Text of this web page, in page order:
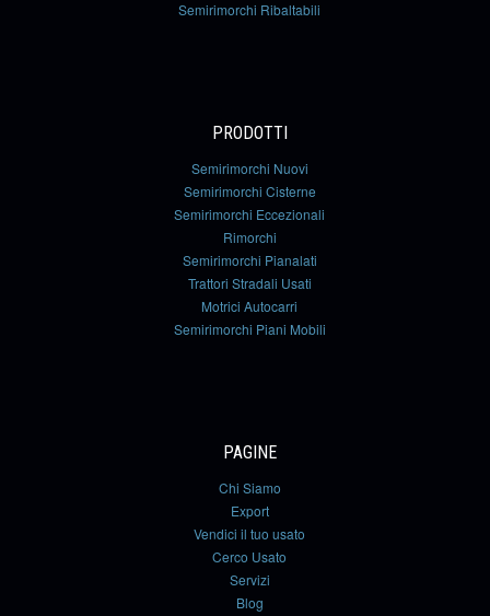
Semirimorchi Ribaltabili
PRODOTTI
Semirimorchi Nuovi
Semirimorchi Cisterne
Semirimorchi Eccezionali
Rimorchi
Semirimorchi Pianalati
Trattori Stradali Usati
Motrici Autocarri
Semirimorchi Piani Mobili
PAGINE
Chi Siamo
Export
Vendici il tuo usato
Cerco Usato
Servizi
Blog